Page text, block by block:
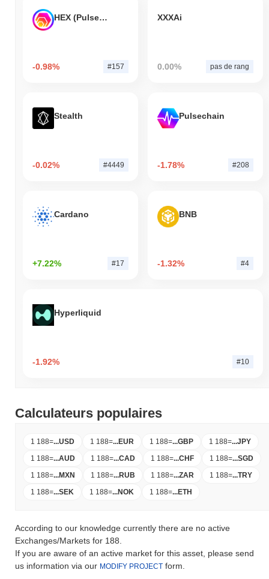
HEX (Pulsechain)
-0.98% #157
XXXAi
0.00% pas de rang
Stealth
-0.02% #4449
Pulsechain
-1.78% #208
Cardano
+7.22% #17
BNB
-1.32% #4
Hyperliquid
-1.92% #10
Calculateurs populaires
1 188=...USD 1 188=...EUR 1 188=...GBP 1 188=...JPY
1 188=...AUD 1 188=...CAD 1 188=...CHF 1 188=...SGD
1 188=...MXN 1 188=...RUB 1 188=...ZAR 1 188=...TRY
1 188=...SEK 1 188=...NOK 1 188=...ETH
According to our knowledge currently there are no active
Exchanges/Markets for 188.
If you are aware of an active market for this asset, please send
us information via our MODIFY PROJECT form.